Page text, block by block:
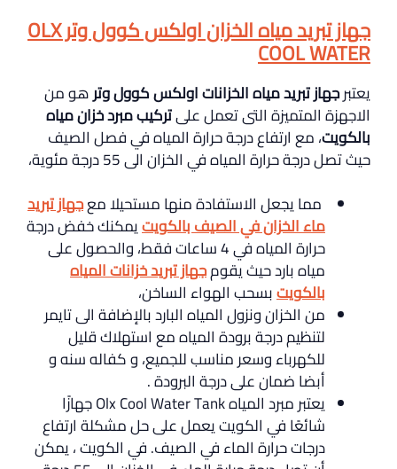
جهاز تبريد مياه الخزان اولكس كوول وتر OLX
COOL WATER
يعتبرجهاز تبريد مياه الخزانات اولكس كوول وترهو من
الاجهزة المتميزة التى تعمل علىتركيب مبرد خزان مياه
بالكويت، مع ارتفاع درجة حرارة المياه في فصل الصيف
حيث تصل درجة حرارة المياه في الخزان الى 55 درجة مئوية،
مما يجعل الاستفادة منها مستحيلا معجهاز تبريد
ماء الخزان في الصيف بالكويتيمكنك خفض درجة
حرارة المياه في 4 ساعات فقط، والحصول على
مياه بارد حيث يقومجهاز تبريد خزانات المياه
بالكويتبسحب الهواء الساخن،
من الخزان ونزول المياه البارد بالإضافة الى تايمر
لتنظيم درجة برودة المياه مع استهلاك قليل
للكهرباء وسعر مناسب للجميع، و كفاله سنه و
أبضا ضمان على درجة البرودة .
يعتبر مبرد المياه Olx Cool Water Tank جهازًا
شائعًا في الكويت يعمل على حل مشكلة ارتفاع
درجات حرارة الماء في الصيف. في الكويت ، يمكن